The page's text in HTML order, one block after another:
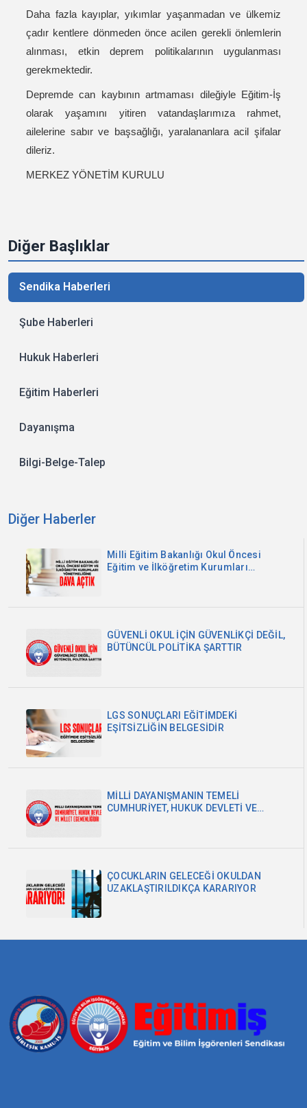
Diğer Başlıklar
Sendika Haberleri
Şube Haberleri
Hukuk Haberleri
Eğitim Haberleri
Dayanışma
Bilgi-Belge-Talep
Diğer Haberler
Milli Eğitim Bakanlığı Okul Öncesi
Eğitim ve İlköğretim Kurumları
GÜVENLİ OKUL İÇİN GÜVENLİKÇİ DEĞİL,
BÜTÜNCÜL POLİTİKA ŞARTTIR
LGS SONUÇLARI EĞİTİMDEKİ
EŞİTSİZLİĞİN BELGESİDİR
MİLLİ DAYANIŞMANIN TEMELİ
CUMHURİYET, HUKUK DEVLETİ VE
ÇOCUKLARIN GELECEĞİ OKULDAN
UZAKLAŞTIRILDIKÇA KARARIYOR
Daha fazla kayıplar, yıkımlar yaşanmadan ve ülkemiz
çadır kentlere dönmeden önce acilen gerekli önlemlerin
alınması, etkin deprem politikalarının uygulanması
gerekmektedir.
Depremde can kaybının artmaması dileğiyle Eğitim-İş
olarak yaşamını yitiren vatandaşlarımıza rahmet,
ailelerine sabır ve başsağlığı, yaralananlara acil şifalar
dileriz.
MERKEZ YÖNETİM KURULU